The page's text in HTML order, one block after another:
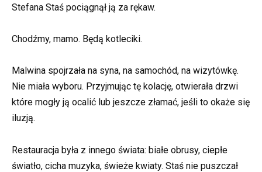
Stefana Staś pociągnął ją za rękaw.
Chodźmy, mamo. Będą kotleciki.
Malwina spojrzała na syna, na samochód, na wizytówkę.
Nie miała wyboru. Przyjmując tę kolację, otwierała drzwi
które mogły ją ocalić lub jeszcze złamać, jeśli to okaże się
iluzją.
Restauracja była z innego świata: białe obrusy, ciepłe
światło, cicha muzyka, świeże kwiaty. Staś nie puszczał